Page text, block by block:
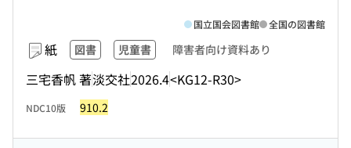
紙 図書 児童書 障害者向け資料あり
三宅香帆 著淡交社2026.4<KG12-R30>
国立国会図書館 全国の図書館
NDC10版 910.2